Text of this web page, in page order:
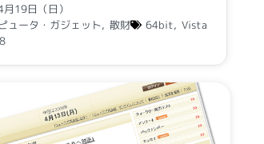
19日（日）
ュータ・ガジェット, 散財 64bit,Vista